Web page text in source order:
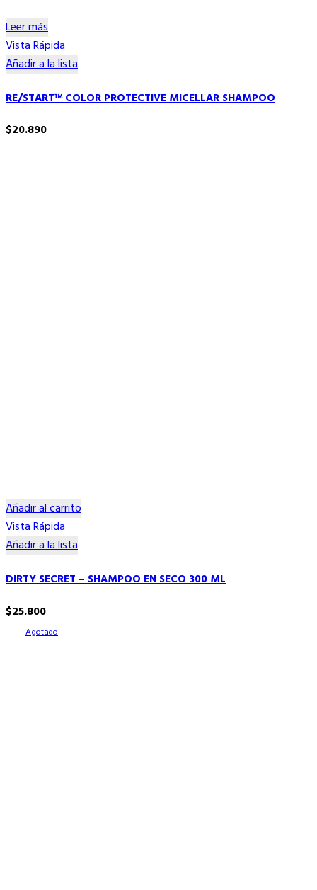
Leer más
Vista Rápida
Añadir a la lista
RE/START™ COLOR PROTECTIVE MICELLAR SHAMPOO
$20.890
Añadir al carrito
Vista Rápida
Añadir a la lista
DIRTY SECRET – SHAMPOO EN SECO 300 ML
$25.800
Agotado